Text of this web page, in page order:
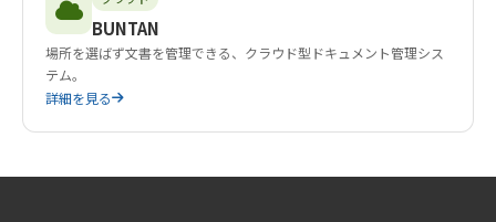
BUNTAN
場所を選ばず文書を管理できる、クラウド型ドキュメント管理シス
テム。
詳細を見る